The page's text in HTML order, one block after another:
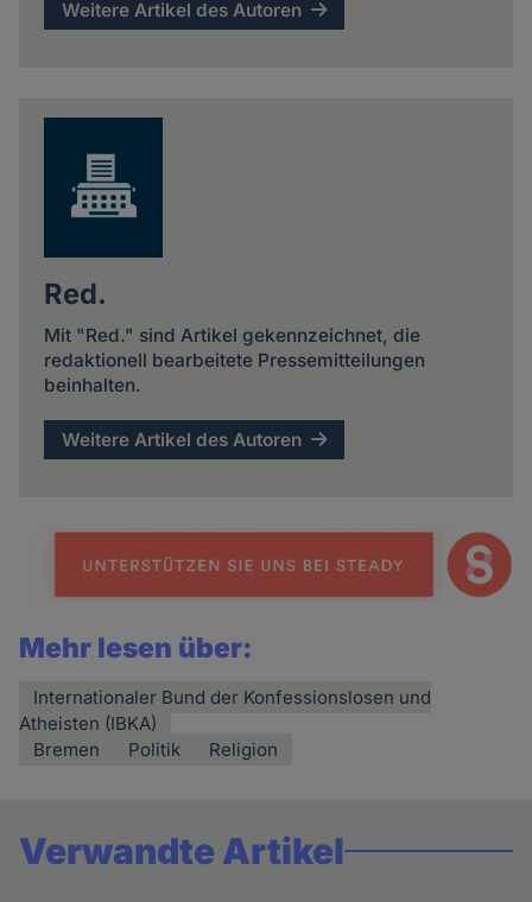
Weitere Artikel des Autoren
Red.
Mit "Red." sind Artikel gekennzeichnet, die
redaktionell bearbeitete Pressemitteilungen
beinhalten.
Weitere Artikel des Autoren
Mehr lesen über:
Internationaler Bund der Konfessionslosen und
Atheisten (IBKA)
Bremen
Politik Religion
Verwandte Artikel